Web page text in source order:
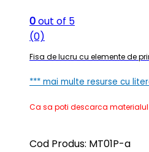
0out of 5
(0)
Fisa de lucru cu elemente de
*** mai multe resurse cu
Ca sa poti descarca
Cod Produs: MT01P-a